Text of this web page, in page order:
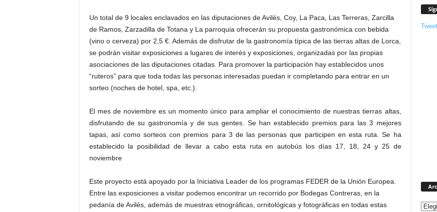
Un total de 9 locales enclavados en las diputaciones de Avilés, Coy, La Paca, Las Terreras, Zarcilla
de Ramos, Zarzadilla de Totana y La parroquia ofrecerán su propuesta gastronómica con bebida
(vino o cerveza) por 2,5 €. Además de disfrutar de la gastronomía típica de las tierras altas de Lorca,
se podrán visitar exposiciones a lugares de interés y exposiciones, organizadas por las propias
asociaciones de las diputaciones citadas. Para promover la participación hay establecidos unos
“ruteros” para que toda todas las personas interesadas puedan ir completando para entrar en un
sorteo (noches de hotel, spa, etc.).
El mes de noviembre es un momento único para ampliar el conocimiento de nuestras tierras altas,
disfrutando de su gastronomía y de sus gentes. Se han establecido premios para las 3 mejores
tapas, así como sorteos con premios para 3 de las personas que participen en esta ruta. Se ha
establecido la posibilidad de llevar a cabo esta ruta en autobús los días 17, 18, 24 y 25 de
noviembre
Este proyecto está apoyado por la Iniciativa Leader de los programas FEDER de la Unión Europea.
Entre las exposiciones a visitar podemos encontrar un recorrido por Bodegas Contreras, en la
pedanía de Avilés, además de muestras etnográficas, ornitológicas y fotográficas en todas estas